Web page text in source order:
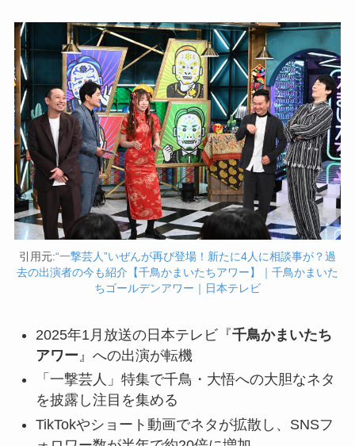
引用元:“一撃芸人”いぜんが再び登場！新たに4人に相談事が？過
去の出演者の今も紹介【千鳥かまいたちアワー】｜千鳥かまいた
ちゴールデンアワー｜日本テレビ
2025年1月放送の日本テレビ『千鳥かまいたち
アワー 』への出演が転機
「一撃芸人」特集で千鳥・大悟への大胆なネタ
を披露し注目を集める
TikTokやショート動画でネタが拡散し、SNSフ